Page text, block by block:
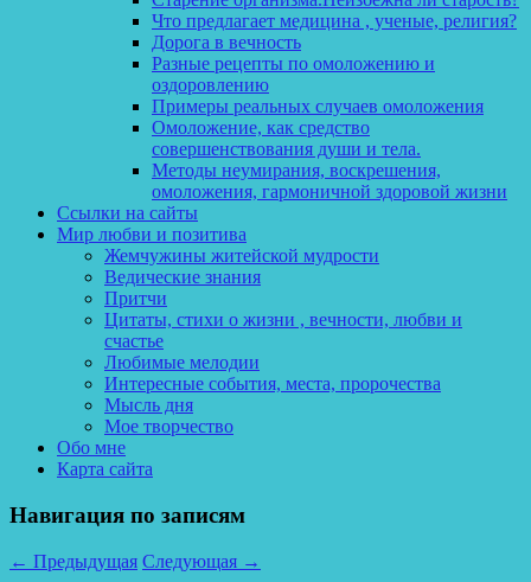
Что предлагает медицина , ученые, религия?
Дорога в вечность
Разные рецепты по омоложению и
оздоровлению
Примеры реальных случаев омоложения
Омоложение, как средство
совершенствования души и тела.
Методы неумирания, воскрешения,
омоложения, гармоничной здоровой жизни
Ссылки на сайты
Мир любви и позитива
Жемчужины житейской мудрости
Ведические знания
Притчи
Цитаты, стихи о жизни , вечности, любви и
счастье
Любимые мелодии
Интересные события, места, пророчества
Мысль дня
Мое творчество
Обо мне
Карта сайта
Навигация по записям
← Предыдущая Следующая →